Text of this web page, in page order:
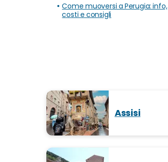
Come muoversi a Perugia: info,
costi e consigli
Assisi